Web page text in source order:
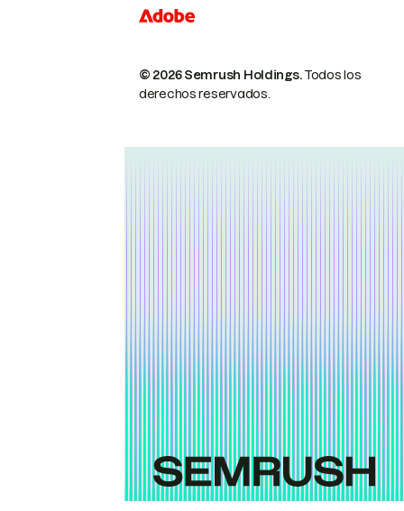
© 2026 Semrush Holdings.Todos los
derechos reservados.